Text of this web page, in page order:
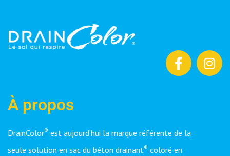
À propos
DrainColor® est aujourd’hui la marque référente de la
seule solution en sac du béton drainant® coloré en